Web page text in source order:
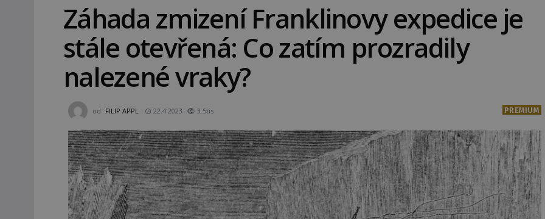
Záhada zmizení Franklinovy expedice je
stále otevřená: Co zatím prozradily
nalezené vraky?
od FILIP APPL 22.4.2023 3.5tis PREMIUM